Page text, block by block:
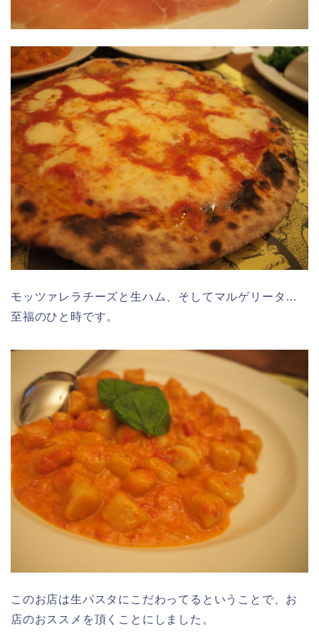
モッツァレラチーズと生ハム、そしてマルゲリータ…
至福のひと時です。
このお店は生パスタにこだわってるということで、お
店のおススメを頂くことにしました。